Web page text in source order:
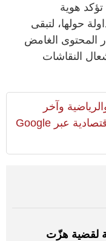
هوية
حولها، لتبقى
المحتوى الغامض
النقاشات
وآخر
المستجدات السياسية والإقتصادية عبر Google
لقضية هزّت